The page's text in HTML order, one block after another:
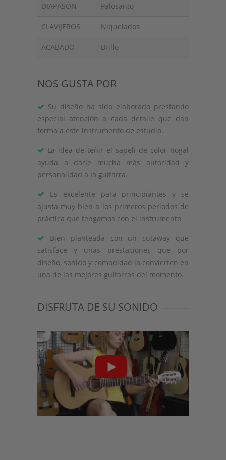
DIAPASÓN Palosanto
CLAVIJEROS Niquelados
ACABADO Brillo
NOS GUSTA POR
Su diseño ha sido elaborado prestando
especial atención a cada detalle que dan
forma a este instrumento de estudio.
La idea de teñir el sapeli de color nogal
ayuda a darle mucha más autoridad y
personalidad a la guitarra.
Es excelente para principiantes y se
ajusta muy bien a los primeros periodos de
práctica que tengamos con el instrumento
Bien planteada con un cutaway que
satisface y unas prestaciones que por
diseño, sonido y comodidad la convierten en
una de las mejores guitarras del momento.
DISFRUTA DE SU SONIDO